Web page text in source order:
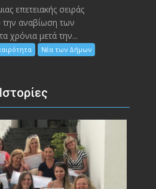
επετειακής σειράς
αναβίωση των
χρόνια μετά την...
Νέα των Δήμων